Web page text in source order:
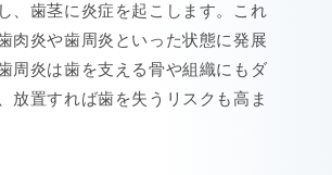
、歯茎に炎症を起こします。これ
肉炎や歯周炎といった状態に発展
周炎は歯を支える骨や組織にもダ
放置すれば歯を失うリスクも高ま